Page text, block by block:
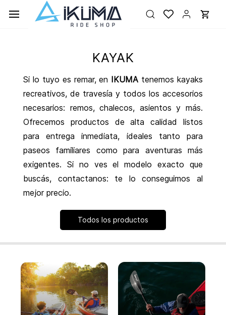
contenido
KAYAK
Si lo tuyo es remar, en IKUMA tenemos kayaks
recreativos, de travesía y todos los accesorios
necesarios: remos, chalecos, asientos y más.
Ofrecemos productos de alta calidad listos
para entrega inmediata, ideales tanto para
paseos familiares como para aventuras más
exigentes. Si no ves el modelo exacto que
buscás, contactanos: te lo conseguimos al
mejor precio.
Todos los productos